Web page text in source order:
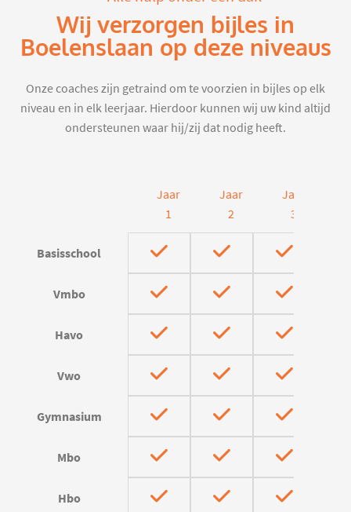
Wij verzorgen bijles in
Boelenslaan op deze niveaus
Onze coaches zijn getraind om te voorzien in bijles op elk
niveau en in elk leerjaar. Hierdoor kunnen wij uw kind altijd
ondersteunen waar hij/zij dat nodig heeft.
Jaar
1
Jaar
2
Jaar
3
Basisschool
Vmbo
Havo
Vwo
Gymnasium
Mbo
Hbo